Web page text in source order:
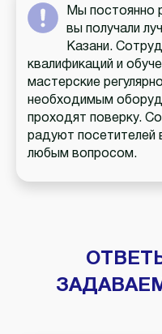
Мы постоянно
вы получали
Казани.
квалификаций и
мастерские
необходимым
проходят поверку.
радуют посетителей
любым вопросом.